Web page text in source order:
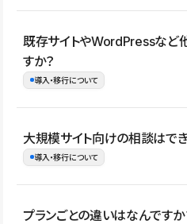
コーポレートサイト、サービスサ
グ・メディア、イベントサイト、
ォリオなど幅広く制作できます。
既存サイトやWordPressなど
すか？
導入・移行について
はい。既存サイトの構成やコンテ
Studio上に再構築する形で移行で
イト全体のデザインや設定がその
大規模サイト向けの相談はで
導入・移行について
はい。アクセス規模が大きいサイ
プランごとの違いはなんですか